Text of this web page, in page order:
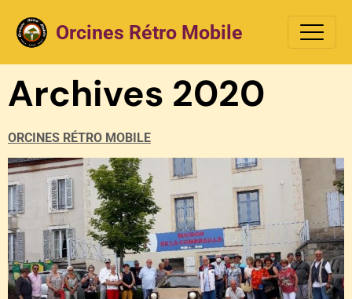
Orcines Rétro Mobile
Archives 2020
ORCINES RÉTRO MOBILE